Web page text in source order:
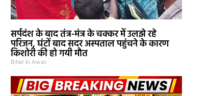
सर्पदंश के बाद तंत्र-मंत्र के चक्कर में उलझे रहे
परिजन, घंटों बाद सदर अस्पताल पहुंचने के कारण
किशोरी की हो गयी मौत
Bihar ki Awaz